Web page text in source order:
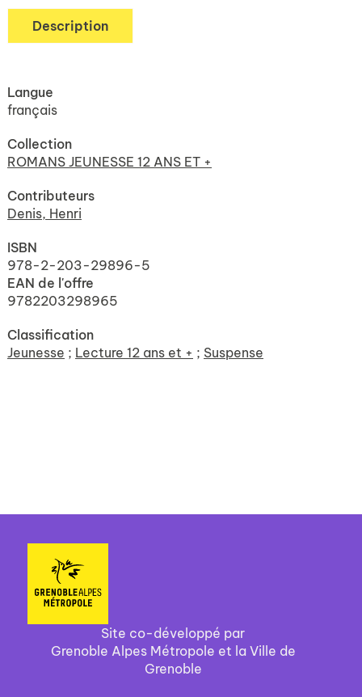
Description
Langue
français
Collection
ROMANS JEUNESSE 12 ANS ET +
Contributeurs
Denis, Henri
ISBN
978-2-203-29896-5
EAN de l'offre
9782203298965
Classification
Jeunesse ; Lecture 12 ans et + ; Suspense
Site co-développé par
Grenoble Alpes Métropole et la Ville de
Grenoble